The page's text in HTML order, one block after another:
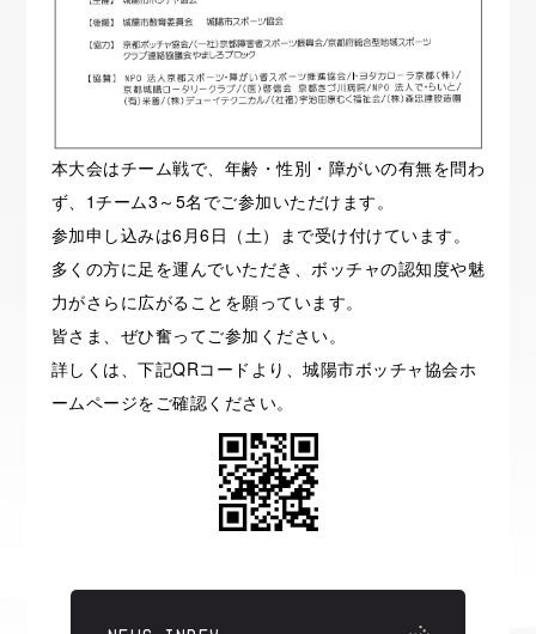
本大会はチーム戦で、年齢・性別・障がいの有無を問わ
ず、1チーム3～5名でご参加いただけます。
参加申し込みは6月6日（土）まで受け付けています。
多くの方に足を運んでいただき、ボッチャの認知度や魅
力がさらに広がることを願っています。
皆さま、ぜひ奮ってご参加ください。
詳しくは、下記QRコードより、城陽市ボッチャ協会ホ
ームページをご確認ください。